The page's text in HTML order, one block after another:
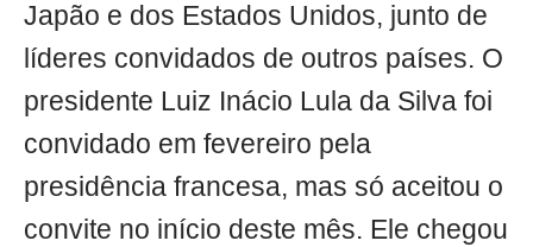
Japão e dos Estados Unidos, junto de
líderes convidados de outros países. O
presidente Luiz Inácio Lula da Silva foi
convidado em fevereiro pela
presidência francesa, mas só aceitou o
convite no início deste mês. Ele chegou